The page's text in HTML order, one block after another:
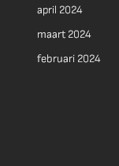
april 2024
maart 2024
februari 2024